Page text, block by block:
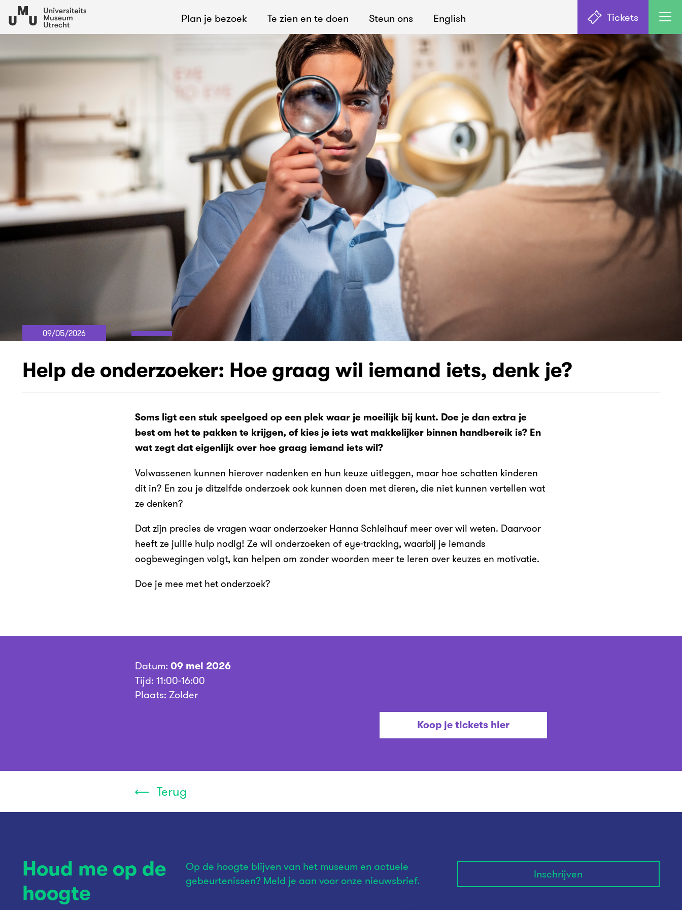
Plan je bezoek Te zien en te doen Steun ons English Tickets
09/05/2026
Help de onderzoeker: Hoe graag wil iemand iets, denk je?
Soms ligt een stuk speelgoed op een plek waar je moeilijk bij kunt. Doe je dan extra je
best om het te pakken te krijgen, of kies je iets wat makkelijker binnen handbereik is? En
wat zegt dat eigenlijk over hoe graag iemand iets wil?
Volwassenen kunnen hierover nadenken en hun keuze uitleggen, maar hoe schatten kinderen
dit in? En zou je ditzelfde onderzoek ook kunnen doen met dieren, die niet kunnen vertellen wat
ze denken?
Dat zijn precies de vragen waar onderzoeker Hanna Schleihauf meer over wil weten. Daarvoor
heeft ze jullie hulp nodig! Ze wil onderzoeken of eye-tracking, waarbij je iemands
oogbewegingen volgt, kan helpen om zonder woorden meer te leren over keuzes en motivatie.
Doe je mee met het onderzoek?
Datum:09 mei 2026
Tijd: 11:00-16:00
Plaats: Zolder
Koop je tickets hier
Terug
Houd me op de
hoogte
Op de hoogte blijven van het museum en actuele
gebeurtenissen? Meld je aan voor onze nieuwsbrief.
Inschrijven